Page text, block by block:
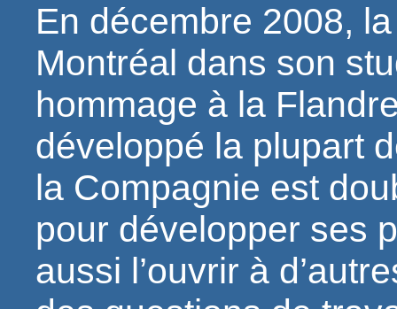
En décembre 2008,
Montréal dans son
hommage à la
développé la plupart
la Compagnie est
pour développer ses
aussi l’ouvrir à